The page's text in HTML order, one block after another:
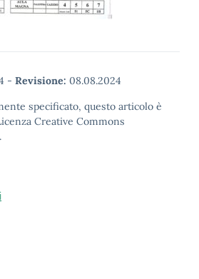
- Revisione: 08.08.2024
specificato, questo articolo è
Creative Commons